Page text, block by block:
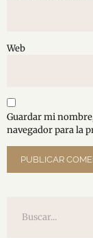
Web
Guardar mi
navegador para la